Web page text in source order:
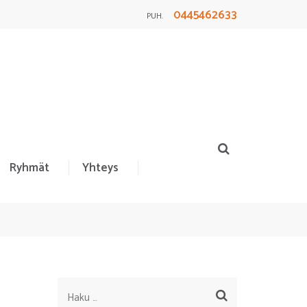
PUH. 0445462633
Ryhmät Yhteys
Haku: